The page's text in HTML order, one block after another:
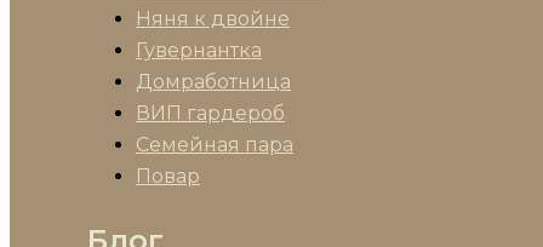
Няня к двойне
Гувернантка
Домработница
ВИП гардероб
Семейная пара
Повар